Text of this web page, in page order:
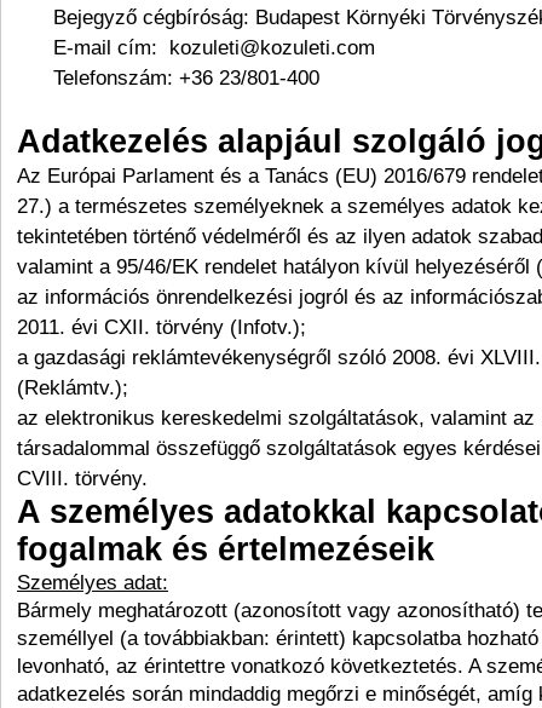
Bejegyző cégbíróság: Budapest Környéki
E-mail cím: kozuleti@kozuleti.com
Telefonszám: +36 23/801-400
Adatkezelés alapjául szolgáló
Az Európai Parlament és a Tanács (EU) 2016/679
27.) a természetes személyeknek a személyes adatok
tekintetében történő védelméről és az ilyen adatok
valamint a 95/46/EK rendelet hatályon kívül helyezéséről
az információs önrendelkezési jogról és az
2011. évi CXII. törvény (Infotv.);
a gazdasági reklámtevékenységről szóló 2008. évi
(Reklámtv.);
az elektronikus kereskedelmi szolgáltatások, valamint az
társadalommal összefüggő szolgáltatások egyes
CVIII. törvény.
A személyes adatokkal
fogalmak és értelmezéseik
Személyes adat:
Bármely meghatározott (azonosított vagy azonosítható)
személlyel (a továbbiakban: érintett) kapcsolatba
levonható, az érintettre vonatkozó következtetés. A
adatkezelés során mindaddig megőrzi e minőségét, amíg